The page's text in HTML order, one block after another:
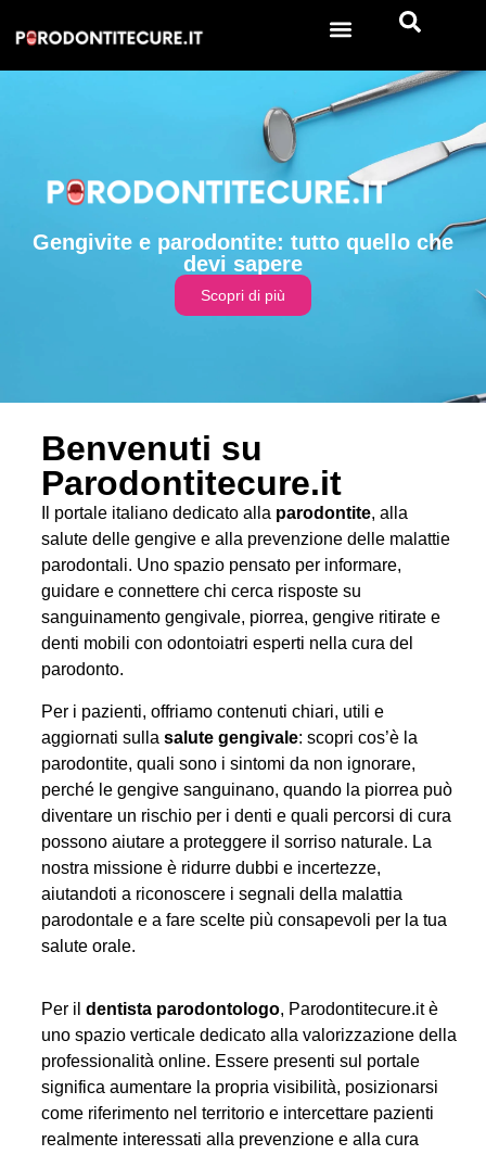
Gengivite e parodontite: tutto quello che
devi sapere
Scopri di più
Benvenuti su
Parodontitecure.it
Il portale italiano dedicato alla parodontite, alla
salute delle gengive e alla prevenzione delle malattie
parodontali. Uno spazio pensato per informare,
guidare e connettere chi cerca risposte su
sanguinamento gengivale, piorrea, gengive ritirate e
denti mobili con odontoiatri esperti nella cura del
parodonto.
Per i pazienti, offriamo contenuti chiari, utili e
aggiornati sullasalute gengivale: scopri cos’è la
parodontite, quali sono i sintomi da non ignorare,
perché le gengive sanguinano, quando la piorrea può
diventare un rischio per i denti e quali percorsi di cura
possono aiutare a proteggere il sorriso naturale. La
nostra missione è ridurre dubbi e incertezze,
aiutandoti a riconoscere i segnali della malattia
parodontale e a fare scelte più consapevoli per la tua
salute orale.
Per ildentista parodontologo, Parodontitecure.it è
uno spazio verticale dedicato alla valorizzazione della
professionalità online. Essere presenti sul portale
significa aumentare la propria visibilità, posizionarsi
come riferimento nel territorio e intercettare pazienti
realmente interessati alla prevenzione e alla cura